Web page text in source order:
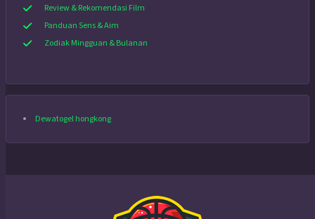
Review & Rekomendasi Film
Panduan Sens & Aim
Zodiak Mingguan & Bulanan
Dewatogel hongkong